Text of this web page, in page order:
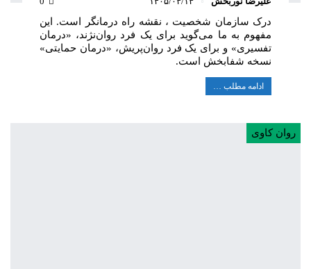
درک سازمان‌ شخصیت ، نقشه راه درمانگر است. این
مفهوم به ما می‌گوید برای یک فرد روان‌نژند، «درمان
تفسیری» و برای یک فرد روان‌پریش، «درمان حمایتی»
نسخه شفابخش است.
ادامه مطلب …
روان کاوی